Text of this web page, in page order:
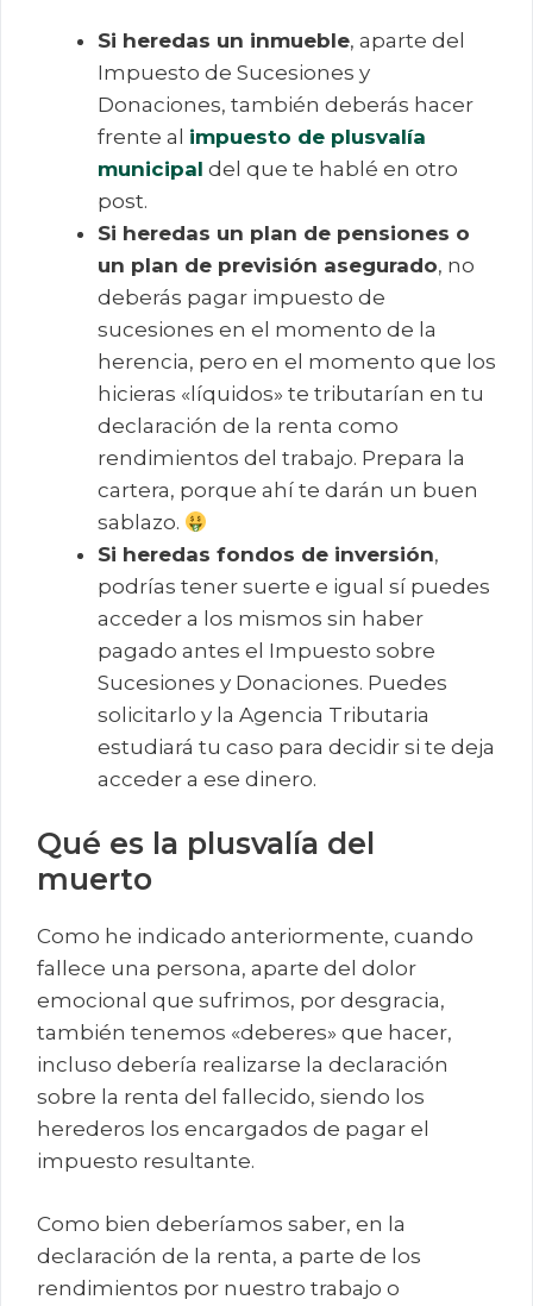
Si heredas un inmueble, aparte del
Impuesto de Sucesiones y
Donaciones, también deberás hacer
frente al impuesto de plusvalía
municipal del que te hablé en otro
post.
Si heredas un plan de pensiones o
un plan de previsión asegurado, no
deberás pagar impuesto de
sucesiones en el momento de la
herencia, pero en el momento que los
hicieras «líquidos» te tributarían en tu
declaración de la renta como
rendimientos del trabajo. Prepara la
cartera, porque ahí te darán un buen
sablazo.
Si heredas fondos de inversión,
podrías tener suerte e igual sí puedes
acceder a los mismos sin haber
pagado antes el Impuesto sobre
Sucesiones y Donaciones. Puedes
solicitarlo y la Agencia Tributaria
estudiará tu caso para decidir si te deja
acceder a ese dinero.
Qué es la plusvalía del
muerto
Como he indicado anteriormente, cuando
fallece una persona, aparte del dolor
emocional que sufrimos, por desgracia,
también tenemos «deberes» que hacer,
incluso debería realizarse la declaración
sobre la renta del fallecido, siendo los
herederos los encargados de pagar el
impuesto resultante.
Como bien deberíamos saber, en la
declaración de la renta, a parte de los
rendimientos por nuestro trabajo o